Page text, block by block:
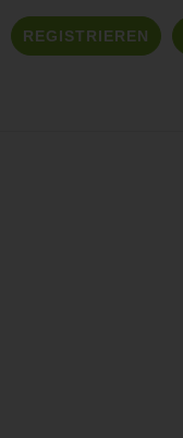
REGISTRIEREN